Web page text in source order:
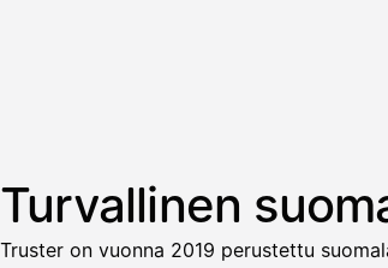
Turvallinen
Truster on vuonna 2019 perustettu